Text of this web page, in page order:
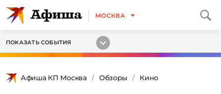
МОСКВА
ПОКАЗАТЬ СОБЫТИЯ
Афиша КП Москва Обзоры Кино